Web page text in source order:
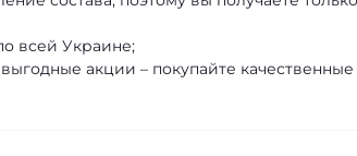
всей Украине;
акции – покупайте